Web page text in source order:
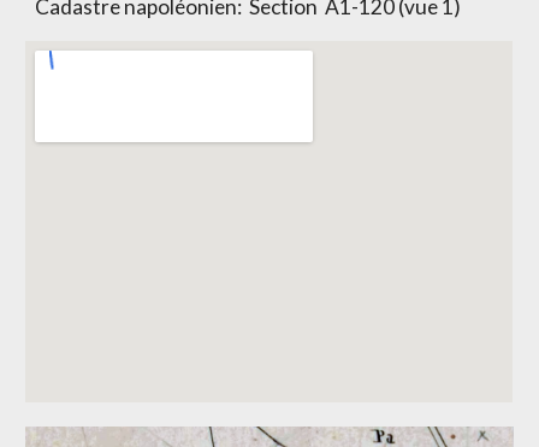
Cadastre napoléonien: Section A1-120 (vue 1)